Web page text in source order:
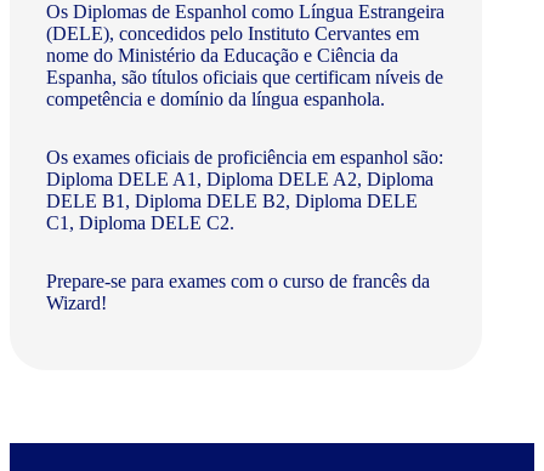
Os Diplomas de Espanhol como Língua Estrangeira
(DELE), concedidos pelo Instituto Cervantes em
nome do Ministério da Educação e Ciência da
Espanha, são títulos oficiais que certificam níveis de
competência e domínio da língua espanhola.
Os exames oficiais de proficiência em espanhol são:
Diploma DELE A1, Diploma DELE A2, Diploma
DELE B1, Diploma DELE B2, Diploma DELE
C1, Diploma DELE C2.
Prepare-se para exames com o curso de francês da
Wizard!